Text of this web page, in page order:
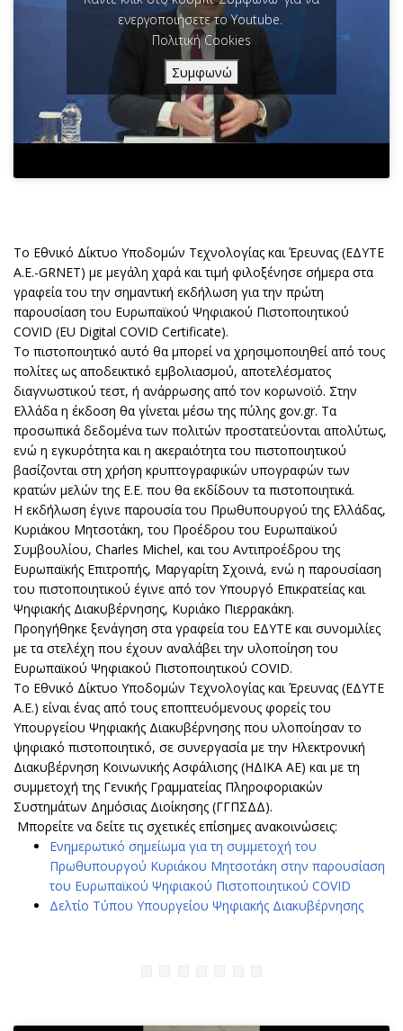
ενεργοποιήσετε το Youtube.
Πολιτική Cookies
Συμφωνώ
Το Εθνικό Δίκτυο Υποδομών Τεχνολογίας και Έρευνας (ΕΔΥΤΕ
Α.Ε.-GRNET) με μεγάλη χαρά και τιμή φιλοξένησε σήμερα στα
γραφεία του την σημαντική εκδήλωση για την πρώτη
παρουσίαση του Ευρωπαϊκού Ψηφιακού Πιστοποιητικού
COVID (EU Digital COVID Certificate).
Το πιστοποιητικό αυτό θα μπορεί να χρησιμοποιηθεί από τους
πολίτες ως αποδεικτικό εμβολιασμού, αποτελέσματος
διαγνωστικού τεστ, ή ανάρρωσης από τον κορωνοϊό. Στην
Ελλάδα η έκδοση θα γίνεται μέσω της πύλης gov.gr. Τα
προσωπικά δεδομένα των πολιτών προστατεύονται απολύτως,
ενώ η εγκυρότητα και η ακεραιότητα του πιστοποιητικού
βασίζονται στη χρήση κρυπτογραφικών υπογραφών των
κρατών μελών της Ε.Ε. που θα εκδίδουν τα πιστοποιητικά.
Η εκδήλωση έγινε παρουσία του Πρωθυπουργού της Ελλάδας,
Κυριάκου Μητσοτάκη, του Προέδρου του Ευρωπαϊκού
Συμβουλίου, Charles Michel, και του Αντιπροέδρου της
Ευρωπαϊκής Επιτροπής, Μαργαρίτη Σχοινά, ενώ η παρουσίαση
του πιστοποιητικού έγινε από τον Υπουργό Επικρατείας και
Ψηφιακής Διακυβέρνησης, Κυριάκο Πιερρακάκη.
Προηγήθηκε ξενάγηση στα γραφεία του ΕΔΥΤΕ και συνομιλίες
με τα στελέχη που έχουν αναλάβει την υλοποίηση του
Ευρωπαϊκού Ψηφιακού Πιστοποιητικού COVID.
Το Εθνικό Δίκτυο Υποδομών Τεχνολογίας και Έρευνας (ΕΔΥΤΕ
Α.Ε.) είναι ένας από τους εποπτευόμενους φορείς του
Υπουργείου Ψηφιακής Διακυβέρνησης που υλοποίησαν το
ψηφιακό πιστοποιητικό, σε συνεργασία με την Ηλεκτρονική
Διακυβέρνηση Κοινωνικής Ασφάλισης (ΗΔΙΚΑ ΑΕ) και με τη
συμμετοχή της Γενικής Γραμματείας Πληροφοριακών
Συστημάτων Δημόσιας Διοίκησης (ΓΓΠΣΔΔ).
Μπορείτε να δείτε τις σχετικές επίσημες ανακοινώσεις:
Ενημερωτικό σημείωμα για τη συμμετοχή του
Πρωθυπουργού Κυριάκου Μητσοτάκη στην παρουσίαση
του Ευρωπαϊκού Ψηφιακού Πιστοποιητικού COVID
Δελτίο Τύπου Υπουργείου Ψηφιακής Διακυβέρνησης